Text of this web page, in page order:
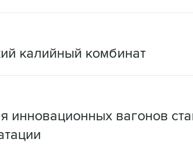
калийный комбинат
инновационных вагонов